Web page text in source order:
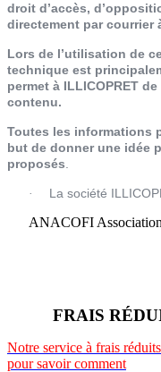
droit d’accès,
directement par courrier
Lors de l’utilisation de
technique est
permet à ILLICOPRET
contenu.
Toutes les informations
but de donner une idée
proposés
· La société
ANACOFI
FRAIS
Notre service à frais
pour savoir comment